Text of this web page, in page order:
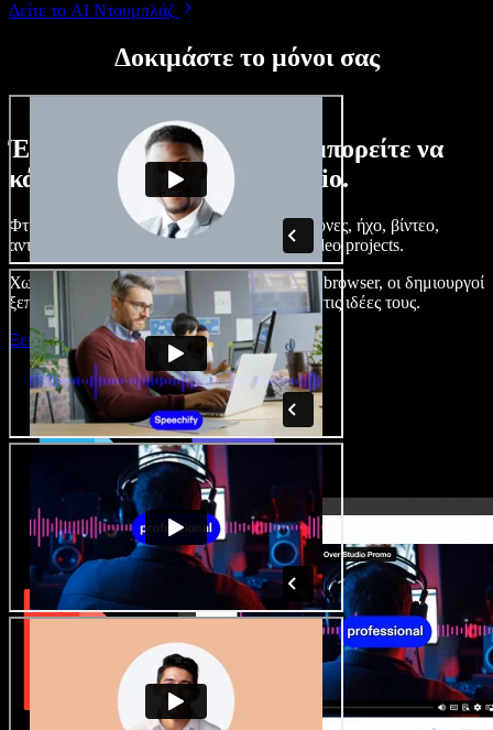
Δείτε το AI Ντουμπλάζ
Δοκιμάστε το μόνοι σας
Ένα μικρό δείγμα από όσα μπορείτε να
κάνετε με το Speechify Studio.
Φτιάξτε voice overs, προσθέστε δωρεάν εικόνες, ήχο, βίντεο,
αντιγραφή φωνής – ολοκληρωμένα audio/video projects.
Χωρίς καμπύλη εκμάθησης και με όλα στον browser, οι δημιουργοί
ξεπερνούν τα κλασικά όρια και δίνουν ζωή στις ιδέες τους.
Ξεκινήστε με το Studio